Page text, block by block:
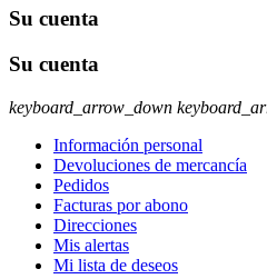
Su cuenta
Su cuenta
keyboard_arrow_down
Información personal
Devoluciones de mercancía
Pedidos
Facturas por abono
Direcciones
Mis alertas
Mi lista de deseos